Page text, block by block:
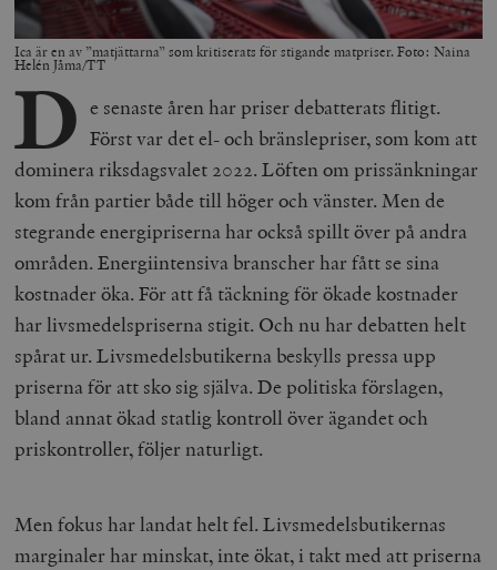
Ica är en av ”matjättarna” som kritiserats för stigande matpriser. Foto: Naina
Helén Jåma/TT
D e senaste åren har priser debatterats flitigt.
Först var det el- och bränslepriser, som kom att
dominera riksdagsvalet 2022. Löften om prissänkningar
kom från partier både till höger och vänster. Men de
stegrande energipriserna har också spillt över på andra
områden. Energiintensiva branscher har fått se sina
kostnader öka. För att få täckning för ökade kostnader
har livsmedelspriserna stigit. Och nu har debatten helt
spårat ur. Livsmedelsbutikerna beskylls pressa upp
priserna för att sko sig själva. De politiska förslagen,
bland annat ökad statlig kontroll över ägandet och
priskontroller, följer naturligt.
Men fokus har landat helt fel. Livsmedelsbutikernas
marginaler har minskat, inte ökat, i takt med att priserna